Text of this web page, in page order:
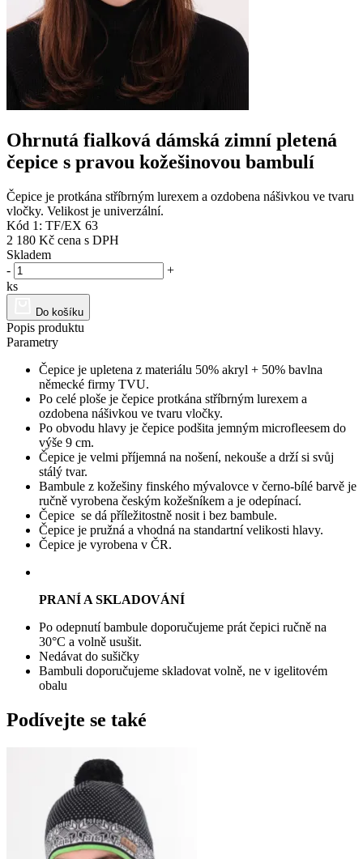
Ohrnutá fialková dámská zimní pletená
čepice s pravou kožešinovou bambulí
Čepice je protkána stříbrným lurexem a ozdobena nášivkou ve tvaru
vločky. Velikost je univerzální.
Kód 1: TF/EX 63
2 180 Kč cena s DPH
Skladem
-
+
ks
Do košíku
Popis produktu
Parametry
Čepice je upletena z materiálu 50% akryl + 50% bavlna
německé firmy TVU.
Po celé ploše je čepice protkána stříbrným lurexem a
ozdobena nášivkou ve tvaru vločky.
Po obvodu hlavy je čepice podšita jemným microfleesem do
výše 9 cm.
Čepice je velmi příjemná na nošení, nekouše a drží si svůj
stálý tvar.
Bambule z kožešiny finského mývalovce v černo-bílé barvě je
ručně vyrobena českým kožešníkem a je odepínací.
Čepice se dá příležitostně nosit i bez bambule.
Čepice je pružná a vhodná na standartní velikosti hlavy.
Čepice je vyrobena v ČR.
PRANÍ A SKLADOVÁNÍ
Po odepnutí bambule doporučujeme prát čepici ručně na
30°C a volně usušit.
Nedávat do sušičky
Bambuli doporučujeme skladovat volně, ne v igelitovém
obalu
Podívejte se také